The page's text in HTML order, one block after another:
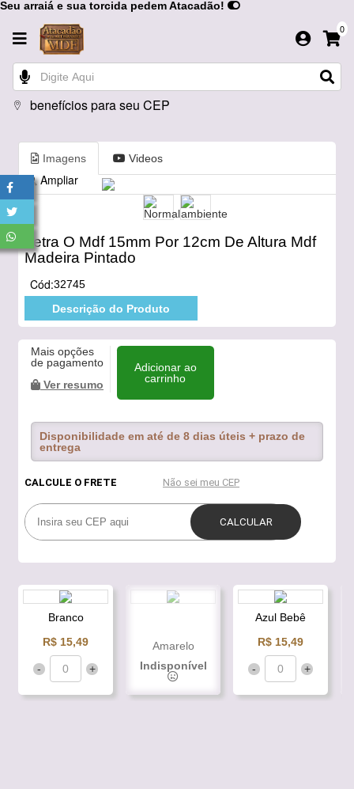
Seu arraiá e sua torcida pedem Atacadão!
0
benefícios para seu CEP
Imagens Videos
Ampliar
Letra O Mdf 15mm Por 12cm De Altura Mdf
Madeira Pintado
Cód:32745
Descrição do Produto
Mais opções
de pagamento
Ver resumo
Adicionar ao
carrinho
Disponibilidade em até de 8 dias úteis + prazo de
entrega
Branco
R$ 15,49
- +
Amarelo
Indisponível
Azul Bebê
R$ 15,49
- +